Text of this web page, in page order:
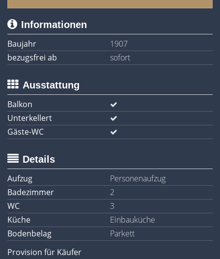
Informationen
Baujahr
1907
bezugsfrei ab
sofort
Ausstattung
Balkon
Unterkellert
Gäste-WC
Details
Aufzug
Personenaufzug
Badezimmer
2
WC
3
Küche
Einbauküche
Bodenbelag
Parkett
Provision für Käufer